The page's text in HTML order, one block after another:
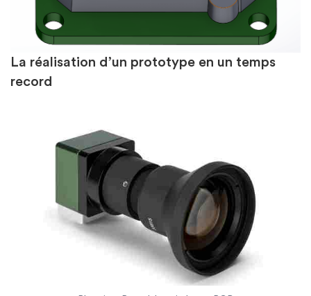
La réalisation d’un prototype en un temps
record